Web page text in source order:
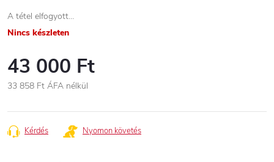
A tétel elfogyott…
Nincs készleten
43 000 Ft
33 858 Ft ÁFA nélkül
Kérdés Nyomon követés